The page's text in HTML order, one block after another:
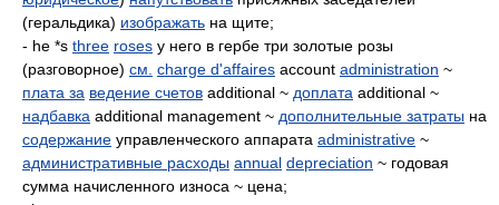
(геральдика) изображать на щите;
- he *s three roses у него в гербе три золотые розы
(разговорное) см. charge d'affaires account administration ~
плата за ведение счетов additional ~ доплата additional ~
надбавка additional management ~ дополнительные затраты на
содержание управленческого аппарата administrative ~
административные расходы annual depreciation ~ годовая
сумма начисленного износа ~ цена;